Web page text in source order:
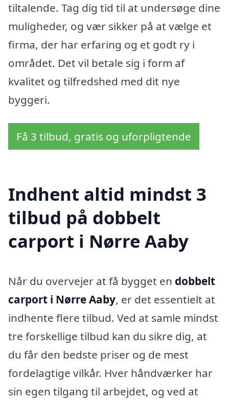
tiltalende. Tag dig tid til at undersøge dine
muligheder, og vær sikker på at vælge et
firma, der har erfaring og et godt ry i
området. Det vil betale sig i form af
kvalitet og tilfredshed med dit nye
byggeri.
Få 3 tilbud, gratis og uforpligtende
Indhent altid mindst 3
tilbud på dobbelt
carport i Nørre Aaby
Når du overvejer at få bygget en dobbelt
carport i Nørre Aaby, er det essentielt at
indhente flere tilbud. Ved at samle mindst
tre forskellige tilbud kan du sikre dig, at
du får den bedste priser og de mest
fordelagtige vilkår. Hver håndværker har
sin egen tilgang til arbejdet, og ved at